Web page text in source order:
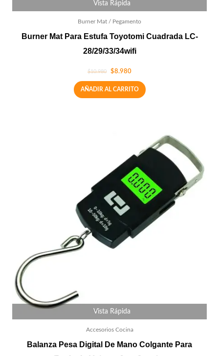
Vista Rápida
Burner Mat / Pegamento
Burner Mat Para Estufa Toyotomi Cuadrada LC-
28/29/33/34wifi
$10.980 $8.980
AÑADIR AL CARRITO
Vista Rápida
Accesorios Cocina
Balanza Pesa Digital De Mano Colgante Para